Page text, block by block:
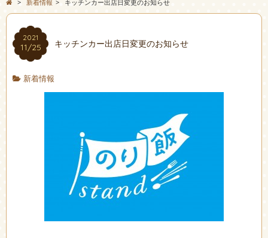
> 新着情報 > キッチンカー出店日変更のお知らせ
2021
11/25 キッチンカー出店日変更のお知らせ
新着情報